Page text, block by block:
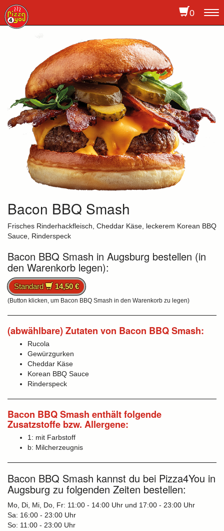
0
Bacon BBQ Smash
Frisches Rinderhackfleisch, Cheddar Käse, leckerem Korean BBQ
Sauce, Rinderspeck
Bacon BBQ Smash in Augsburg bestellen (in
den Warenkorb legen):
Standard 14,50 €
(Button klicken, um Bacon BBQ Smash in den Warenkorb zu legen)
(abwählbare) Zutaten von Bacon BBQ Smash:
Rucola
Gewürzgurken
Cheddar Käse
Korean BBQ Sauce
Rinderspeck
Bacon BBQ Smash enthält folgende
Zusatzstoffe bzw. Allergene:
1: mit Farbstoff
b: Milcherzeugnis
Bacon BBQ Smash kannst du bei Pizza4You in
Augsburg zu folgenden Zeiten bestellen:
Mo, Di, Mi, Do, Fr: 11:00 - 14:00 Uhr und 17:00 - 23:00 Uhr
Sa: 16:00 - 23:00 Uhr
So: 11:00 - 23:00 Uhr